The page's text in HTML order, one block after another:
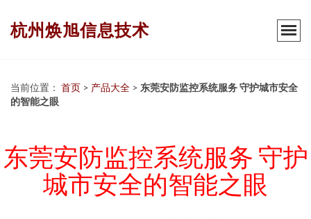
杭州焕旭信息技术
当前位置： 首页 > 产品大全 > 东莞安防监控系统服务 守护城市安全
的智能之眼
东莞安防监控系统服务 守护
城市安全的智能之眼